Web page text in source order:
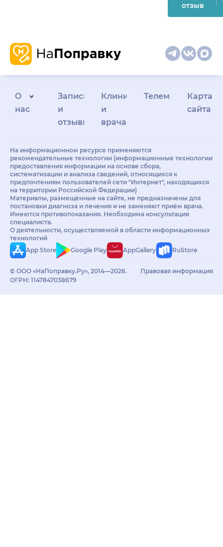
отзыв
О
нас
Запись
и
отзывы
Клиникам
и
врачам
Телемедицина
Карта
сайта
На информационном ресурсе применяются
рекомендательные технологии (информационные технологии
предоставления информации на основе сбора,
систематизации и анализа сведений, относящихся к
предпочтениям пользователей сети "Интернет", находящихся
на территории Российской Федерации)
Материалы, размещённые на сайте, не предназначены для
постановки диагноза и лечения и не заменяют приём врача.
Имеются противопоказания. Необходима консультация
специалиста.
О деятельности, осуществляемой в области информационных
технологий
App Store
Google Play AppGallery RuStore
© ООО «НаПоправку.Ру», 2014—2026.
ОГРН: 1147847038679
Правовая информация